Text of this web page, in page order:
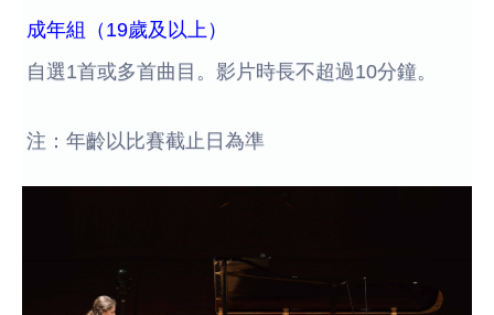
成年組（19歲及以上）
自選1首或多首曲目。影片時長不超過10分鐘。
注：年齡以比賽截止日為準